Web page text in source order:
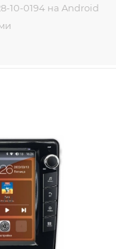
10-0194 на Android